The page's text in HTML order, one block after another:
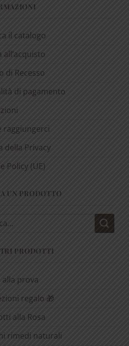
il catalogo
all’acquisto
di Recesso
di pagamento
raggiungerci
della Privacy
Policy (UE)
UN PRODOTTO
PRODOTTI
alla prova
regalo 🎁
alla Rosa
rimedi naturali